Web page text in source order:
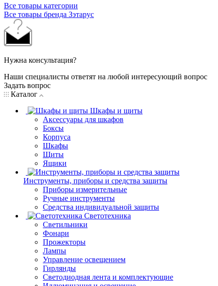
Все товары категории
Все товары бренда Зэтарус
Нужна консультация?
Наши специалисты ответят на любой интересующий вопрос
Задать вопрос
Каталог
Шкафы и щиты
Аксессуары для шкафов
Боксы
Корпуса
Шкафы
Щиты
Ящики
Инструменты, приборы и средства защиты
Приборы измерительные
Ручные инструменты
Средства индивидуальной защиты
Светотехника
Светильники
Фонари
Прожекторы
Лампы
Управление освещением
Гирлянды
Светодиодная лента и комплектующие